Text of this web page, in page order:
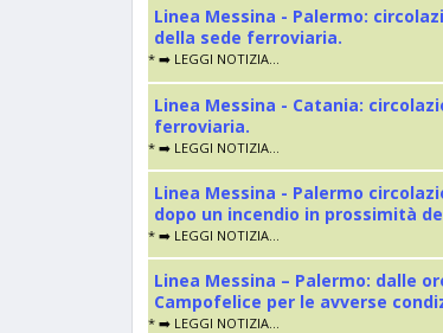
Linea Messina - Palermo:
della sede ferroviaria.
* ➡️ LEGGI NOTIZIA...
Linea Messina - Catania:
ferroviaria.
* ➡️ LEGGI NOTIZIA...
Linea Messina - Palermo
dopo un incendio in prossimità
* ➡️ LEGGI NOTIZIA...
Linea Messina – Palermo: dalle
Campofelice per le avverse
* ➡️ LEGGI NOTIZIA...